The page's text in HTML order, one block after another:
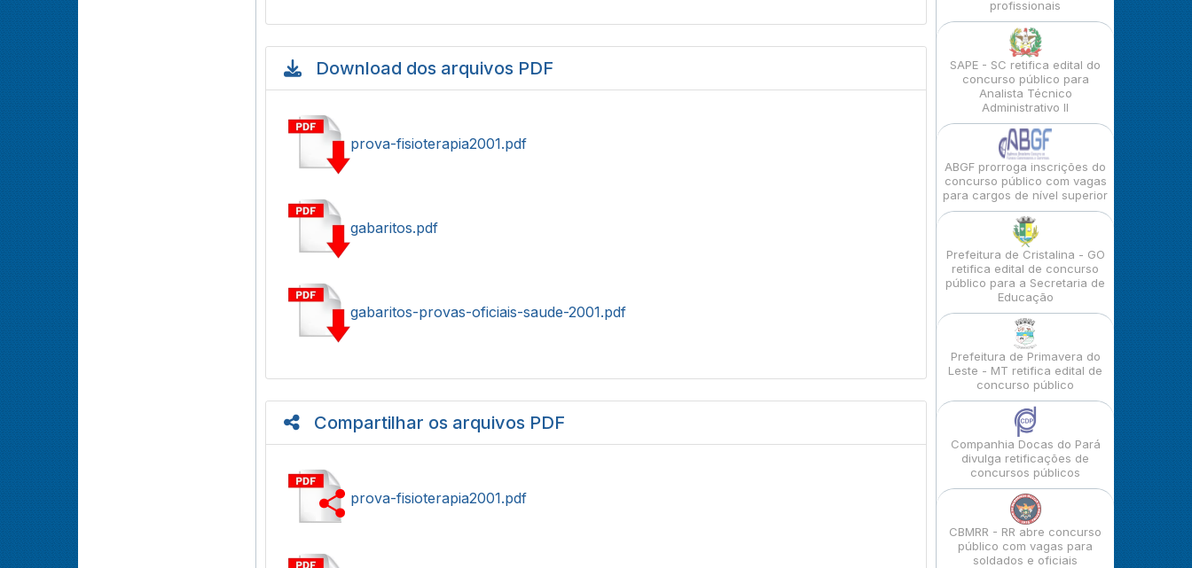
Download dos arquivos PDF
prova-fisioterapia2001.pdf
gabaritos.pdf
gabaritos-provas-oficiais-saude-2001.pdf
Compartilhar os arquivos PDF
prova-fisioterapia2001.pdf
profissionais
SAPE - SC retifica edital do
concurso público para
Analista Técnico
Administrativo II
ABGF prorroga inscrições do
concurso público com vagas
para cargos de nível superior
Prefeitura de Cristalina - GO
retifica edital de concurso
público para a Secretaria de
Educação
Prefeitura de Primavera do
Leste - MT retifica edital de
concurso público
Companhia Docas do Pará
divulga retificações de
concursos públicos
CBMRR - RR abre concurso
público com vagas para
soldados e oficiais